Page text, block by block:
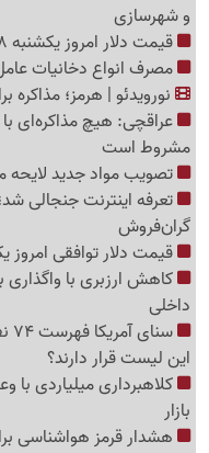
و شهرسازی
قیمت دلار امروز یکشنبه 18 مرداد 1405؛ عقب‌نشینی یورو
مصرف انواع دخانیات عامل 40 درصد سرطان‌ها در ایران
نورویدئو | هرمز؛ مذاکره
عراقچی: هیچ مذاکره‌ای با
مشروط است
تصویب مواد جدید لایحه
تعرفه اینترنت جنجالی
گرا‌ن‌فروش
قیمت دلار توافقی امروز یکشنبه 18 مرداد 1405؛
کاهش ارزبری با
داخلی
این لیست قرار دارند؟
کلاهبرداری میلیاردی
بازار
هشدار قرمز هواشناسی